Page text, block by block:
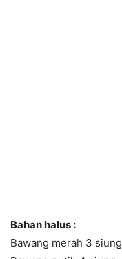
Bahan halus :
Bawang merah 3 siung